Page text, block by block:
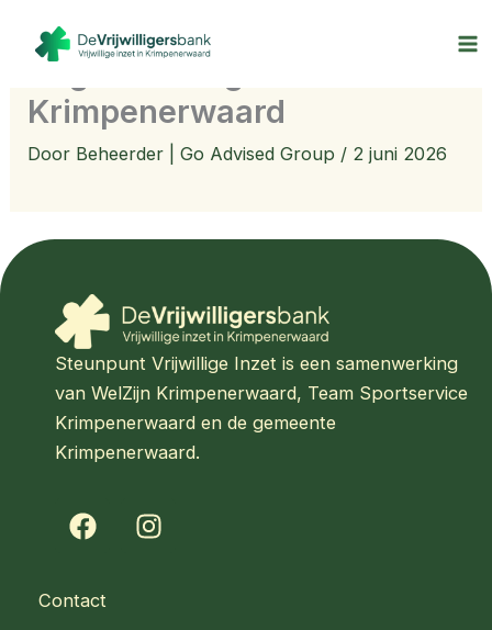
naar
inhoud
Dagbesteding
Krimpenerwaard
Door Beheerder | Go Advised Group / 2 juni 2026
Steunpunt Vrijwillige Inzet is een samenwerking
van WelZijn Krimpenerwaard, Team Sportservice
Krimpenerwaard en de gemeente
Krimpenerwaard.
F
a
e
I
n
Contact